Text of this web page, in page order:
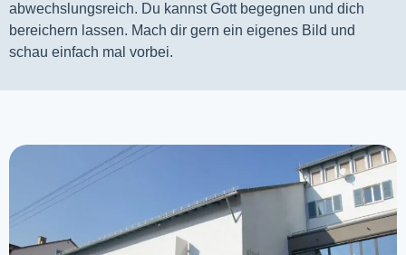
abwechslungsreich. Du kannst Gott begegnen und dich
bereichern lassen. Mach dir gern ein eigenes Bild und
schau einfach mal vorbei.